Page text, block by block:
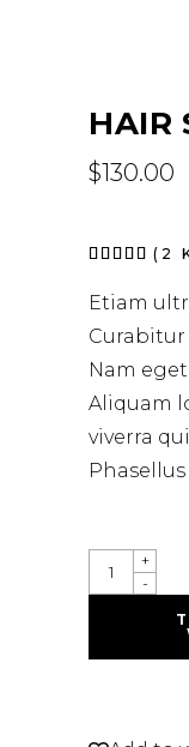
HAIR
$130.00
gebaseerd
2( 2
Etiam
Nam
Aliquam
viverra
-
+